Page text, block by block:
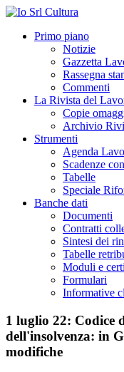
Primo piano
Notizie
Gazzetta
Rassegna
Commenti
La Rivista del
Copie
Archivio
Strumenti
Agenda
Scadenze
Tabelle
Speciale
Banche dati
Documenti
Contratti
Sintesi dei
Tabelle
Moduli e
Formulari
Informative
1 luglio 22: Codice
dell'insolvenza: in
modifiche